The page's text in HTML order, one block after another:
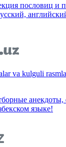
пословиц и
va kulguli
языке!